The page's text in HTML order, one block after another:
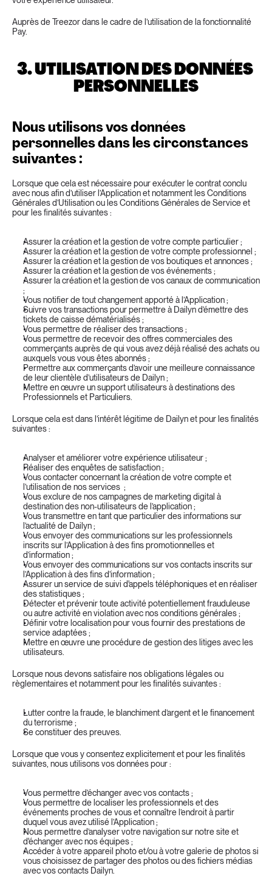
Auprès de Treezor dans le cadre de l’utilisation de la fonctionnalité
Pay.
3. UTILISATION DES DONNÉES
PERSONNELLES
Nous utilisons vos données
personnelles dans les circonstances
suivantes :
Lorsque que cela est nécessaire pour exécuter le contrat conclu
avec nous afin d’utiliser l’Application et notamment les Conditions
Générales d’Utilisation ou les Conditions Générales de Service et
pour les finalités suivantes :
Assurer la création et la gestion de votre compte particulier ;
Assurer la création et la gestion de votre compte professionnel ;
Assurer la création et la gestion de vos boutiques et annonces ;
Assurer la création et la gestion de vos événements ;
Assurer la création et la gestion de vos canaux de communication
;
Vous notifier de tout changement apporté à l’Application ;
Suivre vos transactions pour permettre à Dailyn d’émettre des
tickets de caisse dématérialisés ;
Vous permettre de réaliser des transactions ;
Vous permettre de recevoir des offres commerciales des
commerçants auprès de qui vous avez déjà réalisé des achats ou
auxquels vous vous êtes abonnés ;
Permettre aux commerçants d’avoir une meilleure connaissance
de leur clientèle d’utilisateurs de Dailyn ;
Mettre en œuvre un support utilisateurs à destinations des
Professionnels et Particuliers.
Lorsque cela est dans l’intérêt légitime de Dailyn et pour les finalités
suivantes :
Analyser et améliorer votre expérience utilisateur ;
Réaliser des enquêtes de satisfaction ;
Vous contacter concernant la création de votre compte et
l’utilisation de nos services  ;
Vous exclure de nos campagnes de marketing digital à
destination des non-utilisateurs de l’application ;
Vous transmettre en tant que particulier des informations sur
l’actualité de Dailyn ;
Vous envoyer des communications sur les professionnels
inscrits sur l’Application à des fins promotionnelles et
d’information ;
Vous envoyer des communications sur vos contacts inscrits sur
l’Application à des fins d’information ;
Assurer un service de suivi d'appels téléphoniques et en réaliser
des statistiques ;
Détecter et prévenir toute activité potentiellement frauduleuse
ou autre activité en violation avec nos conditions générales ;
Définir votre localisation pour vous fournir des prestations de
service adaptées ;
Mettre en œuvre une procédure de gestion des litiges avec les
utilisateurs.
Lorsque nous devons satisfaire nos obligations légales ou
règlementaires et notamment pour les finalités suivantes :
Lutter contre la fraude, le blanchiment d’argent et le financement
du terrorisme ;
Se constituer des preuves.
Lorsque que vous y consentez explicitement et pour les finalités
suivantes, nous utilisons vos données pour :
Vous permettre d’échanger avec vos contacts ;
Vous permettre de localiser les professionnels et des
événements proches de vous et connaître l’endroit à partir
duquel vous avez utilisé l’Application ;
Nous permettre d’analyser votre navigation sur notre site et
d'échanger avec nos équipes ;
Accéder à votre appareil photo et/ou à votre galerie de photos si
vous choisissez de partager des photos ou des fichiers médias
avec vos contacts Dailyn.